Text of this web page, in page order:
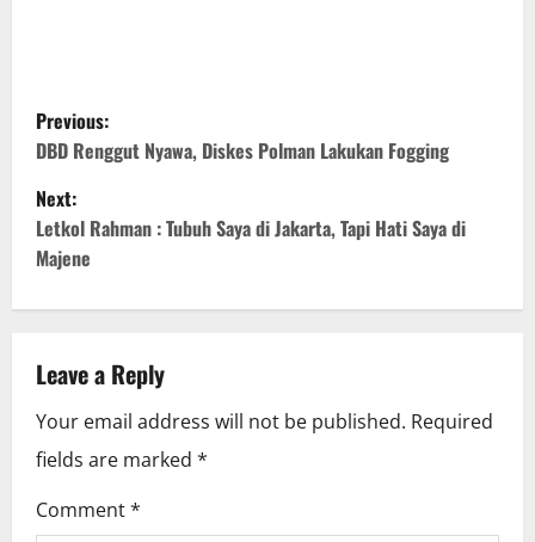
P
o
s
t
n
a
v
i
g
Previous:
DBD Renggut Nyawa, Diskes Polman Lakukan Fogging
Next:
Letkol Rahman : Tubuh Saya di Jakarta, Tapi Hati Saya di
Majene
Leave a Reply
Your email address will not be published. Required
fields are marked *
Comment*